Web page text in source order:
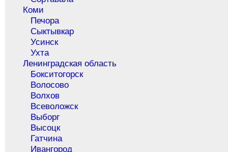
Коми
Печора
Сыктывкар
Усинск
Ухта
Ленинградская область
Бокситогорск
Волосово
Волхов
Всеволожск
Выборг
Высоцк
Гатчина
Ивангород